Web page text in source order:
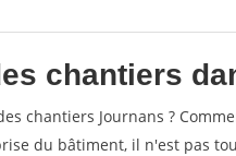
chantiers
chantiers Journans ?
du bâtiment, il n'est pas